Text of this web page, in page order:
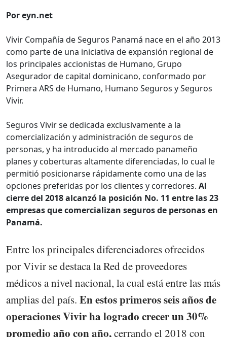
Por eyn.net
Vivir Compañía de Seguros Panamá nace en el año 2013
como parte de una iniciativa de expansión regional de
los principales accionistas de Humano, Grupo
Asegurador de capital dominicano, conformado por
Primera ARS de Humano, Humano Seguros y Seguros
Vivir.
Seguros Vivir se dedicada exclusivamente a la
comercialización y administración de seguros de
personas, y ha introducido al mercado panameño
planes y coberturas altamente diferenciadas, lo cual le
permitió posicionarse rápidamente como una de las
opciones preferidas por los clientes y corredores. Al
cierre del 2018 alcanzó la posición No. 11 entre las 23
empresas que comercializan seguros de personas en
Panamá.
Entre los principales diferenciadores ofrecidos
por Vivir se destaca la Red de proveedores
médicos a nivel nacional, la cual está entre las más
amplias del país. En estos primeros seis años de
operaciones Vivir ha logrado crecer un 30%
promedio año con año,cerrando el 2018 con